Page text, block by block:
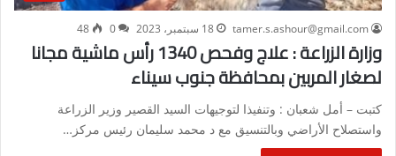
tamer.s.ashour@gmail.com 18 سبتمبر، 2023 0
48
وزارة الزراعة : علاج وفحص 1340 رأس ماشية مجانا
لصغار المربين بمحافظة جنوب سيناء
كتبت – أمل شعبان : وتنفيذا لتوجيهات السيد القصير وزير الزراعة
واستصلاح الأراضي وبالتنسيق مع د محمد سليمان رئيس مركز…